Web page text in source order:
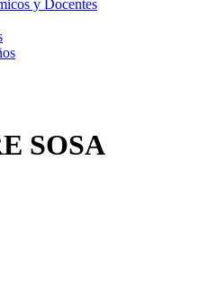
y Docentes
SOSA